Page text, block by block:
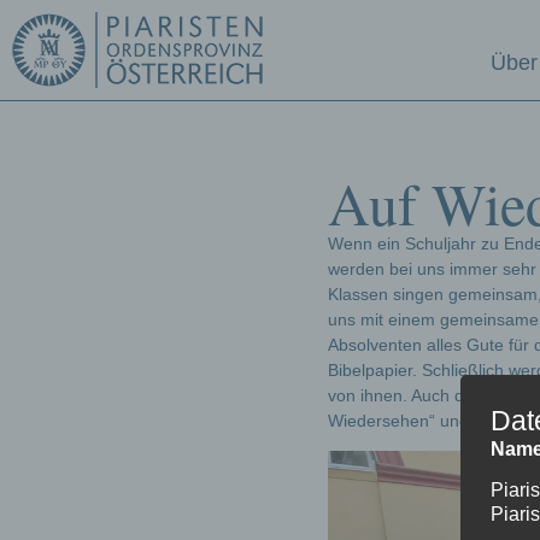
Auf
Wenn ein Schuljahr zu
werden bei uns immer
Klassen singen
uns mit einem
Absolventen alles Gute für
Bibelpapier. Schließlich
von ihnen. Auch der
Wiedersehen“ und freuen